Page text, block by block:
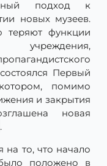
подход к
новых музеев.
теряют функции
учреждения,
Первый
помимо
и закрытия
новая
.
на то, что начало
положено в